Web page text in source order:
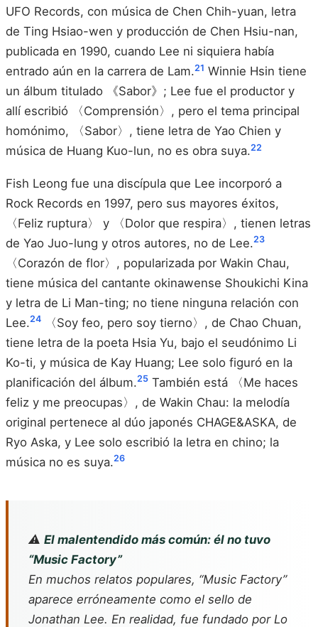
UFO Records, con música de Chen Chih-yuan, letra
de Ting Hsiao-wen y producción de Chen Hsiu-nan,
publicada en 1990, cuando Lee ni siquiera había
entrado aún en la carrera de Lam.21 Winnie Hsin tiene
un álbum titulado 《Sabor》; Lee fue el productor y
allí escribió 〈Comprensión〉, pero el tema principal
homónimo, 〈Sabor〉, tiene letra de Yao Chien y
música de Huang Kuo-lun, no es obra suya.22
Fish Leong fue una discípula que Lee incorporó a
Rock Records en 1997, pero sus mayores éxitos,
〈Feliz ruptura〉 y 〈Dolor que respira〉, tienen letras
de Yao Juo-lung y otros autores, no de Lee.23
〈Corazón de flor〉, popularizada por Wakin Chau,
tiene música del cantante okinawense Shoukichi Kina
y letra de Li Man-ting; no tiene ninguna relación con
Lee.24
〈Soy feo, pero soy tierno〉, de Chao Chuan,
tiene letra de la poeta Hsia Yu, bajo el seudónimo Li
Ko-ti, y música de Kay Huang; Lee solo figuró en la
planificación del álbum.25 También está 〈Me haces
feliz y me preocupas〉, de Wakin Chau: la melodía
original pertenece al dúo japonés CHAGE&ASKA, de
Ryo Aska, y Lee solo escribió la letra en chino; la
música no es suya.26
⚠️ El malentendido más común: él no tuvo
“Music Factory”
En muchos relatos populares, “Music Factory”
aparece erróneamente como el sello de
Jonathan Lee. En realidad, fue fundado por Lo